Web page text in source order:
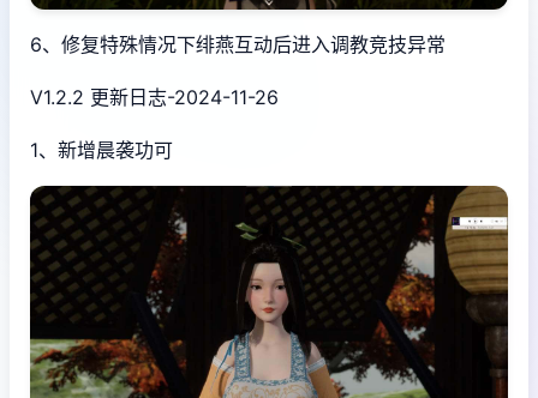
6、修复特殊情况下绯燕互动后进入调教竞技异常
V1.2.2 更新日志-2024-11-26
1、新增晨袭功可